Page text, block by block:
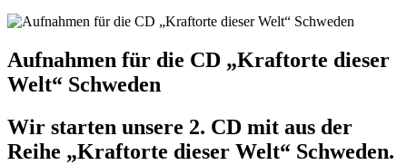
Aufnahmen für die CD „Kraftorte dieser
Welt“ Schweden
Wir starten unsere 2. CD mit aus der
Reihe „Kraftorte dieser Welt“ Schweden.